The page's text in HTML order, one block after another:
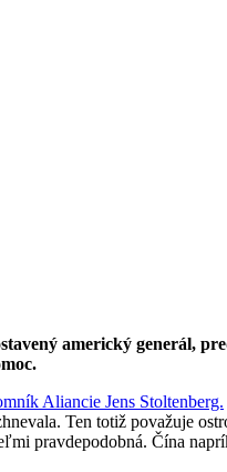
americký generál,
Aliancie Jens Stoltenberg.
Ten totiž považuje
pravdepodobná. Čína